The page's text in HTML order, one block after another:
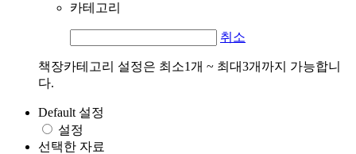
카테고리
취소
책장카테고리 설정은 최소1개 ~ 최대3개까지 가능합니
다.
Default 설정
설정
선택한 자료